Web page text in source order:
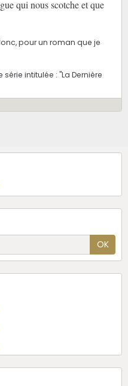
qui nous scotche et que
pour un roman que je
intitulée : "La Dernière
OK